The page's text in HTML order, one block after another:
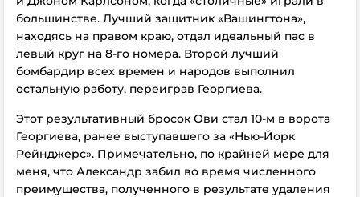
большинстве. Лучший защитник «Вашингтона»,
находясь на правом краю, отдал идеальный пас в
левый круг на 8-го номера. Второй лучший
бомбардир всех времен и народов выполнил
остальную работу, переиграв Георгиева.
Этот результативный бросок Ови стал 10-м в ворота
Георгиева, ранее выступавшего за «Нью-Йорк
Рейнджерс». Примечательно, по крайней мере для
меня, что Александр забил во время численного
преимущества, полученного в результате удаления